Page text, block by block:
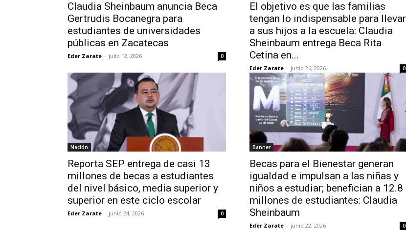
Claudia Sheinbaum anuncia Beca
Gertrudis Bocanegra para
estudiantes de universidades
públicas en Zacatecas
Eder Zarate - julio 12, 2026 0
El objetivo es que las familias
tengan lo indispensable para llevar
a sus hijos a la escuela: Claudia
Sheinbaum entrega Beca Rita
Cetina en...
Eder Zarate - junio 26, 2026 0
Nación
Reporta SEP entrega de casi 13
millones de becas a estudiantes
del nivel básico, media superior y
superior en este ciclo escolar
Eder Zarate - junio 24, 2026 0
Banner
Becas para el Bienestar generan
igualdad e impulsan a las niñas y
niños a estudiar; benefician a 12.8
millones de estudiantes: Claudia
Sheinbaum
Eder Zarate - junio 22, 2026 0